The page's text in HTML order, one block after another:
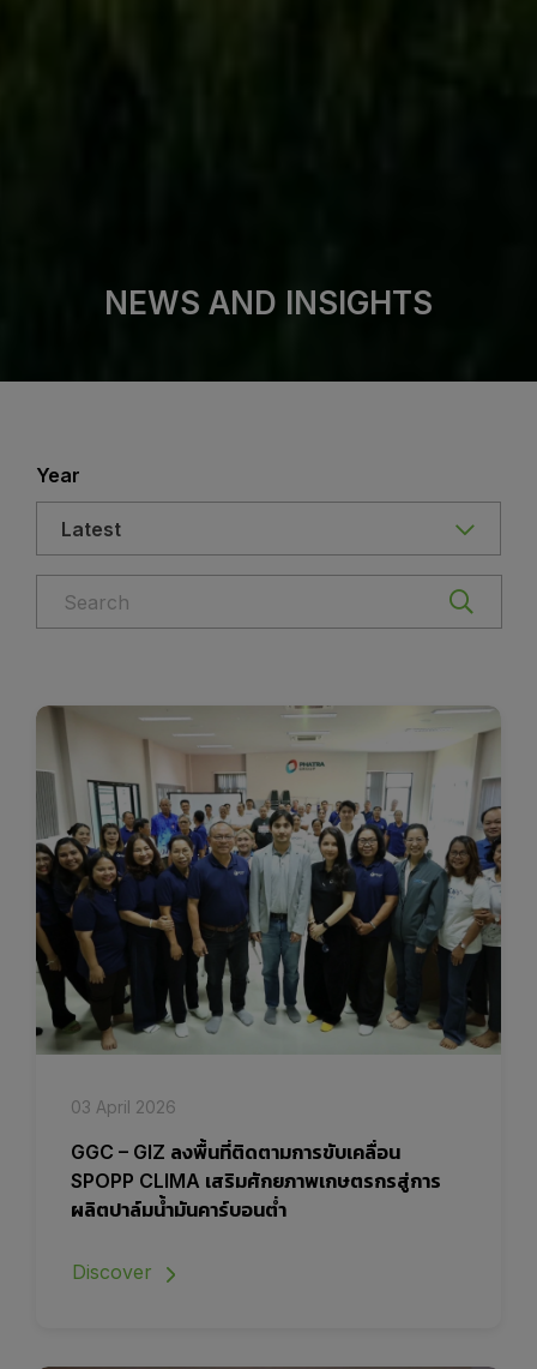
NEWS AND INSIGHTS
Year
Latest
03 April 2026
GGC – GIZ ลงพื้นที่ติดตามการขับเคลื่อน
SPOPP CLIMA เสริมศักยภาพเกษตรกรสู่การ
ผลิตปาล์มน้ำมันคาร์บอนต่ำ
Discover